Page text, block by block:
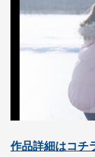
作品詳細はコチ